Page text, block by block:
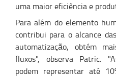
uma maior eficiência e
Para além do elemento
contribui para o alcance
automatização, obtém
fluxos", observa Patric.
podem representar até